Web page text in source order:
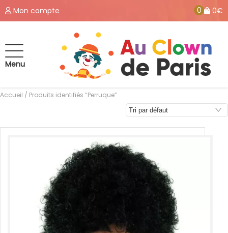
Mon compte 0 0€
Menu
Accueil / Produits identifiés “Perruque”